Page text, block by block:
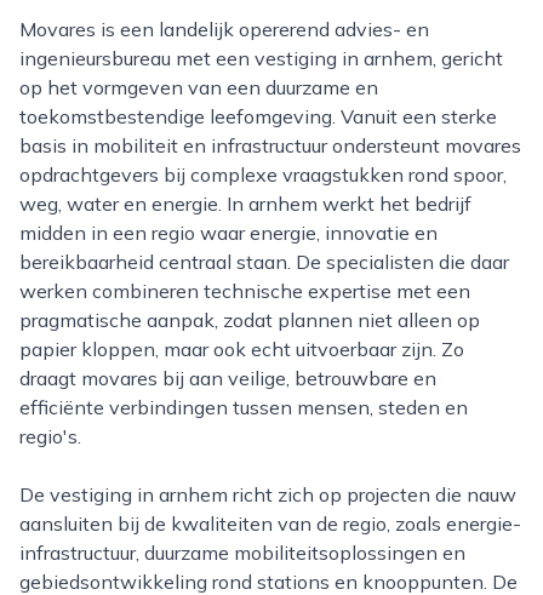
Movares is een landelijk opererend advies- en
ingenieursbureau met een vestiging in arnhem, gericht
op het vormgeven van een duurzame en
toekomstbestendige leefomgeving. Vanuit een sterke
basis in mobiliteit en infrastructuur ondersteunt movares
opdrachtgevers bij complexe vraagstukken rond spoor,
weg, water en energie. In arnhem werkt het bedrijf
midden in een regio waar energie, innovatie en
bereikbaarheid centraal staan. De specialisten die daar
werken combineren technische expertise met een
pragmatische aanpak, zodat plannen niet alleen op
papier kloppen, maar ook echt uitvoerbaar zijn. Zo
draagt movares bij aan veilige, betrouwbare en
efficiënte verbindingen tussen mensen, steden en
regio's.
De vestiging in arnhem richt zich op projecten die nauw
aansluiten bij de kwaliteiten van de regio, zoals energie-
infrastructuur, duurzame mobiliteitsoplossingen en
gebiedsontwikkeling rond stations en knooppunten. De